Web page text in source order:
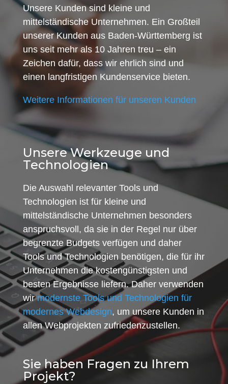
Unsere Kunden sind kleine und
mittelständische Unternehmen. Ein Großteil
unserer Kunden aus Baden-Württemberg ist
uns seit mehr als 10 Jahren treu – ein
Zeichen dafür, dass wir ehrlich sind und
einen langfristigen Kundenservice bieten.
Weitere Informationen für unseren Kunden
Unsere Werkzeuge und
Technologien
Die Auswahl relevanter Tools und
Technologien ist für kleine und
mittelständische Unternehmen besonders
anspruchsvoll, da sie in der Regel nur über
begrenzte Budgets verfügen und daher
Tools und Technologien benötigen, die für ihr
Unternehmen die kostengünstigsten und
besten Ergebnisse liefern. Daher verwenden
wirmodernste Tools und Technologien für
modernes Webdesign, um unsere Kunden in
allen Webprojekten zufriedenzustellen.
Sie haben Fragen zu Ihrem
Projekt?